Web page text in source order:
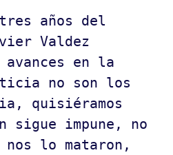
tres años del
Valdez
en la
no son los
quisiéramos
sigue impune, no
nos lo mataron,